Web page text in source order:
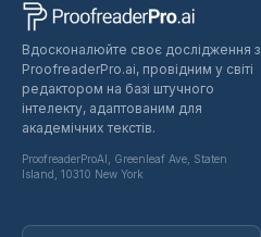
Вдосконалюйте своє дослідження з
ProofreaderPro.ai, провідним у світі
редактором на базі штучного
інтелекту, адаптованим для
академічних текстів.
ProofreaderProAI, Greenleaf Ave, Staten
Island, 10310 New York